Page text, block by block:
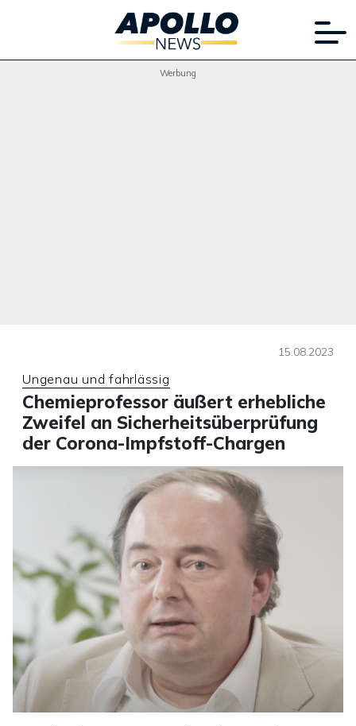
Werbung
15.08.2023
Ungenau und fahrlässig
Chemieprofessor äußert erhebliche
Zweifel an Sicherheitsüberprüfung
der Corona-Impfstoff-Chargen